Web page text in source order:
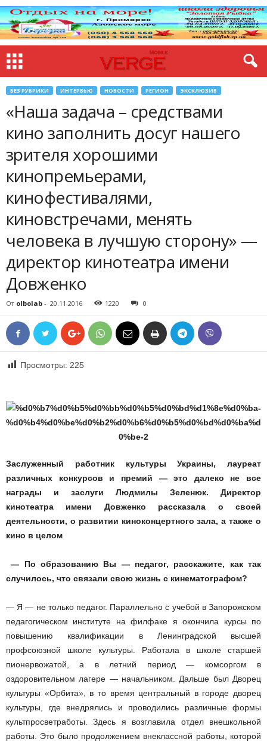
БЕЗ РУБРИКИ ИНТЕРВЬЮ НОВОСТИ РЕГИОН ЭКСКЛЮЗИВ
«Наша задача – средствами
кино заполнить досуг нашего
зрителя хорошими
кинопремьерами,
кинофестивалями,
киновстречами, менять
человека в лучшую сторону» —
директор кинотеатра имени
Довженко
От olbolab - 20.11.2016 1220 0
Просмотры: 225
Заслуженный работник культуры Украины, лауреат
различных конкурсов и премий — это далеко не все
награды и заслуги Людмилы Зеленюк. Директор
кинотеатра имени Довженко рассказала о своей
деятельности, о развитии киноконцертного зала, а также о
кино в целом
— По образованию Вы — педагог, расскажите, как так
случилось, что связали свою жизнь с кинематографом?
— Я — не только педагог. Параллельно с учебой в Запорожском
педагогическом институте на филфаке я окончила курсы по
повышению квалификации в Ленинградской высшей
профсоюзной школе культуры. Работала в школе старшей
пионервожатой, а в летний период — комсоргом в
оздоровительном лагере — начальником. Дальше был Дворец
культуры «Орбита», в то время центральный в городе дворец
культуры, где внедрялись и проводились различные формы
культпросветработы. Здесь я возглавила отдел внешкольной
работы. Это было продолжением внеклассной работы, которой